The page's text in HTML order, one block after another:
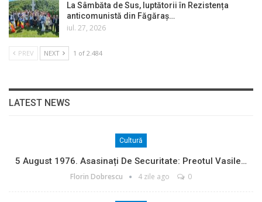
La Sâmbăta de Sus, luptătorii în Rezistența
anticomunistă din Făgăraș…
iul. 27, 2026
PREV NEXT 1 of 2.484
LATEST NEWS
Cultură
5 August 1976. Asasinați De Securitate: Preotul Vasile…
Florin Dobrescu 4 zile ago 0